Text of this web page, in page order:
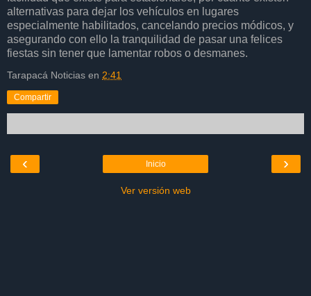
alternativas para dejar los vehículos en lugares
especialmente habilitados, cancelando precios módicos, y
asegurando con ello la tranquilidad de pasar una felices
fiestas sin tener que lamentar robos o desmanes.
Tarapacá Noticias en 2:41
Compartir
‹ ›
Inicio
Ver versión web